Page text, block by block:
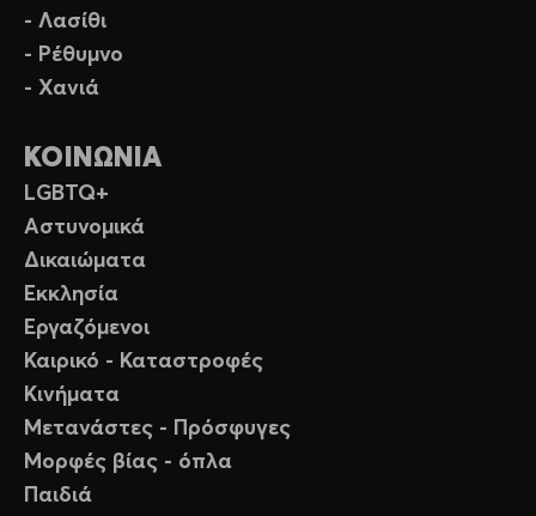
- Λασίθι
- Ρέθυμνο
- Χανιά
ΚΟΙΝΩΝΙΑ
LGBTQ+
Αστυνομικά
Δικαιώματα
Εκκλησία
Εργαζόμενοι
Καιρικό - Καταστροφές
Κινήματα
Μετανάστες - Πρόσφυγες
Μορφές βίας - όπλα
Παιδιά